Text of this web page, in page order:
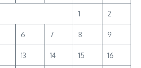
1 2
6 7 8 9
13 14 15 16